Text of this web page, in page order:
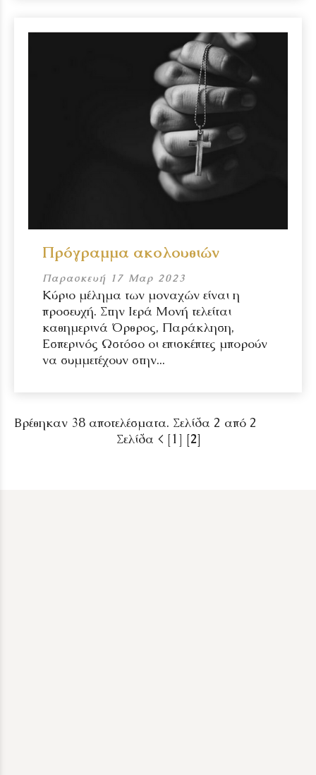
Πρόγραμμα ακολουθιών
Παρασκευή 17 Μαρ 2023
Κύριο μέλημα των μοναχών είναι η
προσευχή. Στην Ιερά Μονή τελείται
καθημερινά Όρθρος, Παράκληση,
Εσπερινός Ωστόσο οι επισκέπτες μπορούν
να συμμετέχουν στην...
Βρέθηκαν 38 αποτελέσματα. Σελίδα 2 από 2
Σελίδα < [1] [2]